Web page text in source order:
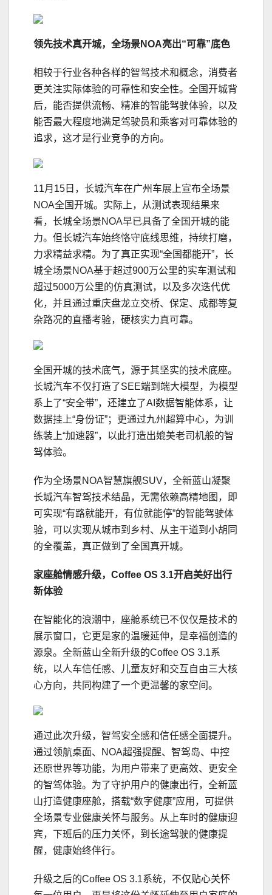
领先技术真开城， 全场景NOA亮出“可靠”底色
相较于行业各种各样的智驾技术和概念，消费者
更关注实际体验的可靠性和安全性。全国开城背
后，能否提供流畅、精准的智能驾驶体验，以及
能否最大程度地满足驾驶员和乘客对可靠体验的
追求，这才是行业竞争的方向。
11月15日，长城汽车在广州车展上宣布全场景
NOA全国开城。实际上，从测试表现结果来
看，长城全场景NOA早已具备了全国开城的能
力。但长城汽车始终恪守底线思维，持续打磨，
力求精益求精。为了真正实现“全国都能开”，长
城全场景NOA基于超过900万公里的实车测试和
超过5000万公里的仿真测试，以及多次迭代优
化，并且通过重庆盘龙立交桥、保定、成都等复
杂路况的直播考验，硬核实力真可靠。
全国开城的技术底气，源于其坚实的技术底座。
长城汽车不仅打造了SEE端到端大模型，为模型
系上了“安全带”，还建立了AI数据智能体系，让
数据挂上“身份证”；更通过九州超算中心，为训
练装上“加速器”，以此打造出媲美老司机般的智
驾体验。
作为全场景NOA智慧旗舰SUV，全新蓝山凝聚
长城汽车智驾技术结晶，无需依赖高精地图，即
可实现“有路就能开，有位就能停”的智能驾驶体
验，可以实现从城市到乡村、从主干道到小胡同
的全覆盖，真正做到了全国真开城。
家座舱情感升级，Coffee OS 3.1开启美好出行
新体验
在智能化的浪潮中，座舱系统已不仅仅是技术的
展示窗口，它更是家的温暖延伸，是幸福创造的
源泉。全新蓝山全新升级的Coffee OS 3.1系
统，以人车信任感、儿童友好和交互自由三大核
心方向，共同构建了一个更温馨的家空间。
通过此次升级，智驾安全感和信任感全面提升。
通过领航桌面、NOA超强提醒、智驾岛、中控
还原世界等功能，为用户带来了更高效、更安全
的智驾体验。为了守护用户的健康出行，全新蓝
山打造健康座舱，搭载“数字健康”应用，可提供
全场景专业健康关怀与服务。从上车时的健康迎
宾，下班后的压力关怀，到长途驾驶的健康提
醒，健康始终伴行。
升级之后的Coffee OS 3.1系统，不仅贴心关怀